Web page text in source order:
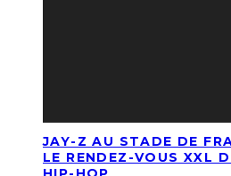
JAY-Z AU STADE DE
LE RENDEZ-VOUS XXL